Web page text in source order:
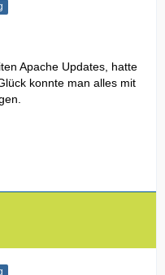
Apache Updates, hatte
konnte man alles mit